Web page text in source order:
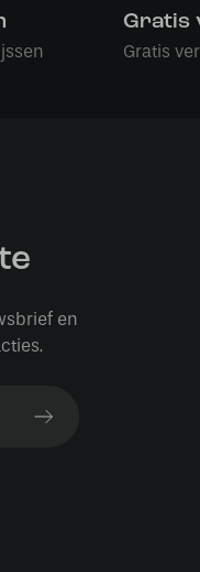
Gratis
Gratis
en